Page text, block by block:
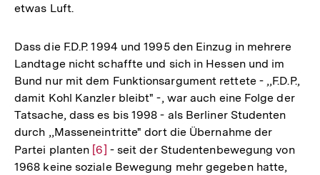
etwas Luft.
Dass die F.D.P. 1994 und 1995 den Einzug in mehrere
Landtage nicht schaffte und sich in Hessen und im
Bund nur mit dem Funktionsargument rettete - ,,F.D.P.,
damit Kohl Kanzler bleibt" -, war auch eine Folge der
Tatsache, dass es bis 1998 - als Berliner Studenten
durch ,,Masseneintritte" dort die Übernahme der
Partei planten Zur
Auflösung
[6] - seit der Studentenbewegung von
1968 keine soziale Bewegung mehr gegeben hatte,